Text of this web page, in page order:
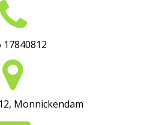
17840812
Monnickendam